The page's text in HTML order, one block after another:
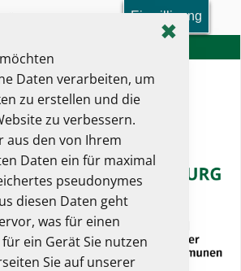
Einwilligung
Daten verarbeiten, um
zu erstellen und die
zu verbessern.
aus den von Ihrem
Daten ein für maximal
pseudonymes
diesen Daten geht
was für einen
ein Gerät Sie nutzen
Sie auf unserer
✖